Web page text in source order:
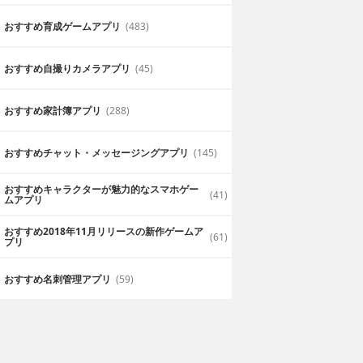
おすすめ育成ゲームアプリ (483)
おすすめ自撮りカメラアプリ (45)
おすすめ家計簿アプリ (288)
おすすめチャット・メッセージングアプリ (145)
おすすめキャラクターが魅力的なスマホゲー
ムアプリ (41)
おすすめ2018年11月リリースの新作ゲームア
プリ (61)
おすすめ名刺管理アプリ (59)